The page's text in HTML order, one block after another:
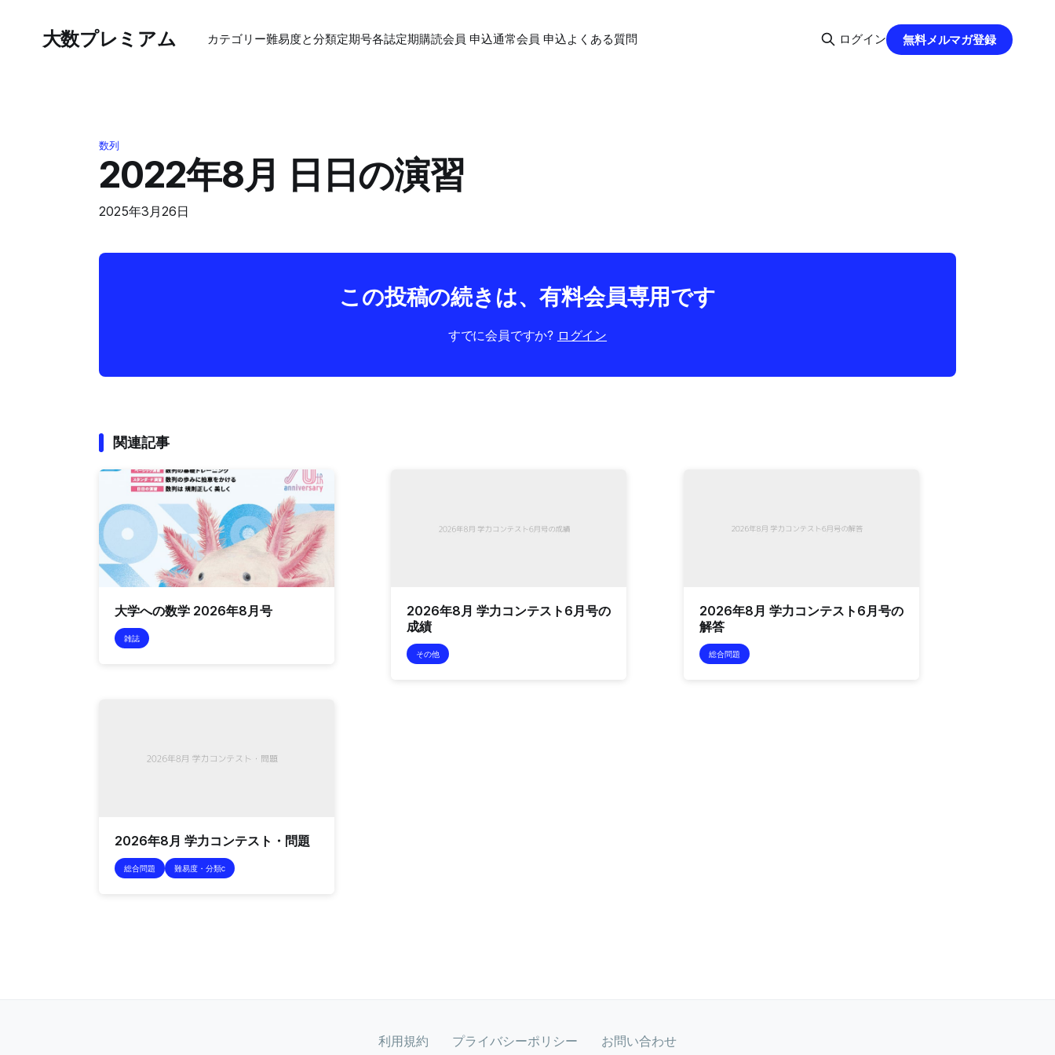
大数プレミアム カテゴリー難易度と分類定期号各誌定期購読会員 申込通常会員 申込よくある質問 ログイン 無料メルマガ登録
数列
2022年8月 日日の演習
2025年3月26日
この投稿の続きは、有料会員専用です
すでに会員ですか? ログイン
関連記事
大学への数学 2026年8月号
雑誌
2026年8月 学力コンテスト6月号の
成績
その他
2026年8月 学力コンテスト6月号の
解答
総合問題
2026年8月 学力コンテスト・問題
総合問題 難易度・分類c
利用規約 プライバシーポリシー お問い合わせ